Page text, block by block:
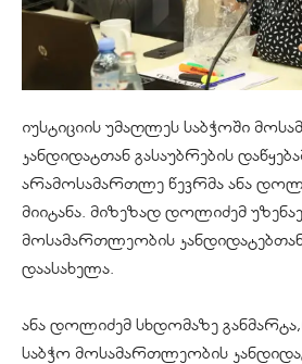
იუსტიციის უმაღლეს საბჭოში
კანდიდატთან გასაუბრების
არამოსამართლე წევრმა ანა
მიიტანა. მიზეზად დოლიძემ
მოსამართლეობის
დაასახელა.
ანა დოლიძემ სხდომაზე
საბჭო მოსამართლეობის